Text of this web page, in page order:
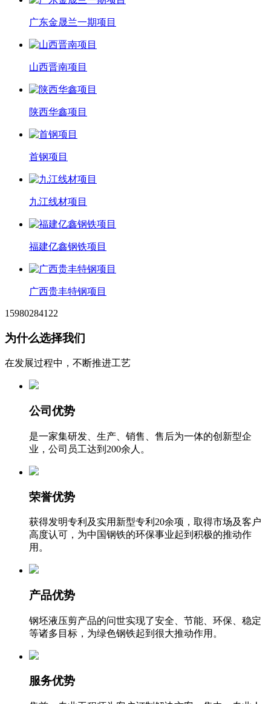
广东金晟兰一期项目
山西晋南项目
陕西华鑫项目
首钢项目
九江线材项目
福建亿鑫钢铁项目
广西贵丰特钢项目
15980284122
为什么选择我们
在发展过程中，不断推进工艺
公司优势
是一家集研发、生产、销售、售后为一体的创新型企
业，公司员工达到200余人。
荣誉优势
获得发明专利及实用新型专利20余项，取得市场及客户
高度认可，为中国钢铁的环保事业起到积极的推动作
用。
产品优势
钢坯液压剪产品的问世实现了安全、节能、环保、稳定
等诸多目标，为绿色钢铁起到很大推动作用。
服务优势